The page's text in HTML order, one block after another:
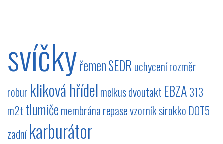
svíčkyřemenSEDR uchycenírozměr
robur kliková hřídelmelkusdvoutakt EBZA313
m2ttlumičemembránarepasevzorníksirokko DOT5
zadníkarburátor